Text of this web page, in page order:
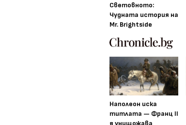
Световното:
Чудната история на
Mr. Brightside
Наполеон иска
титлата — Франц II
я унищожава